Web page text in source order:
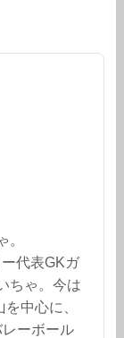
代表GKガ
ちゃ。今は
中心に、
ーボール